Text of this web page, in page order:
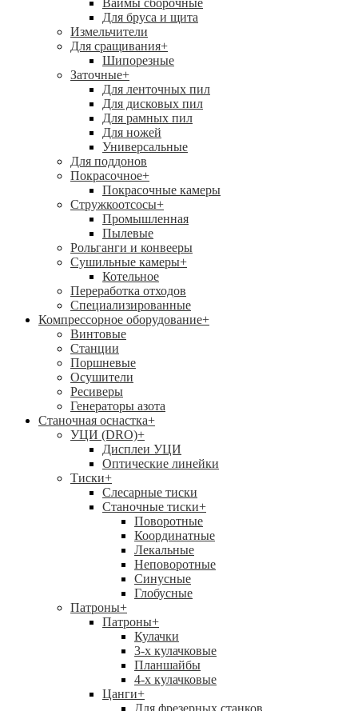
Ваймы сборочные
Для бруса и щита
Измельчители
Для сращивания+
Шипорезные
Заточные+
Для ленточных пил
Для дисковых пил
Для рамных пил
Для ножей
Универсальные
Для поддонов
Покрасочное+
Покрасочные камеры
Стружкоотсосы+
Промышленная
Пылевые
Рольганги и конвееры
Сушильные камеры+
Котельное
Переработка отходов
Специализированные
Компрессорное оборудование+
Винтовые
Станции
Поршневые
Осушители
Ресиверы
Генераторы азота
Станочная оснастка+
УЦИ (DRO)+
Дисплеи УЦИ
Оптические линейки
Тиски+
Слесарные тиски
Станочные тиски+
Поворотные
Координатные
Лекальные
Неповоротные
Синусные
Глобусные
Патроны+
Патроны+
Кулачки
3-х кулачковые
Планшайбы
4-х кулачковые
Цанги+
Для фрезерных станков